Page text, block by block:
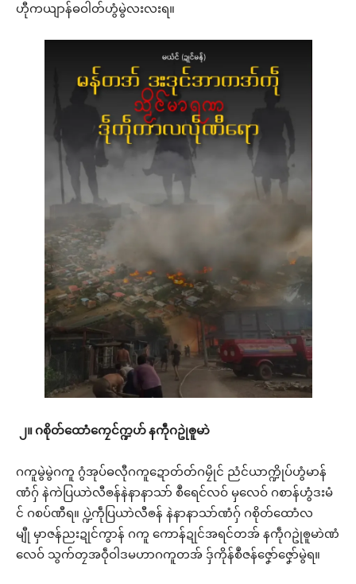
ဟီုကယျာန်ဓဝါတ်ဟွံမွဲလးလးရ။
၂။ဂစိုတ်ထောံကၠေင်က္ဍဟ်နကဵုဂဥုဲၜူမာဲ
ဂကူမွဲမွဲဂကူ ဂွံအုပ်ဓလီုဂကူဍောတ်တ်ဂမၠိုင် ညံင်ယာက္ဍိုပ်ဟွံမာန်
ဏံဂှ် နဲကဲပြယာဲလီၜန်နဲနာနာသာ် စဳရေင်လဝ် မှလေဝ် ဂစာန်ဟွံဒးမံ
င် ဂစပ်ဏီရ။ ပ္ဍဲကဵုပြယာဲလီၜန် နဲနာနာသာ်ဏံဂှ် ဂစိုတ်ထောံလ
မျီု မှာဇန်ညးဍုင်ကွာန် ဂကူ ကောန်ဍုင်အရင်တအ် နကဵုဂဥုဲၜူမာဲဏံ
လေဝ် သွက်တၠအဝဵုဝါဒမဟာဂကူတအ် ဒှ်ကိုန်စဳဇန်ဇၞော်ဇၞော်မွဲရ။